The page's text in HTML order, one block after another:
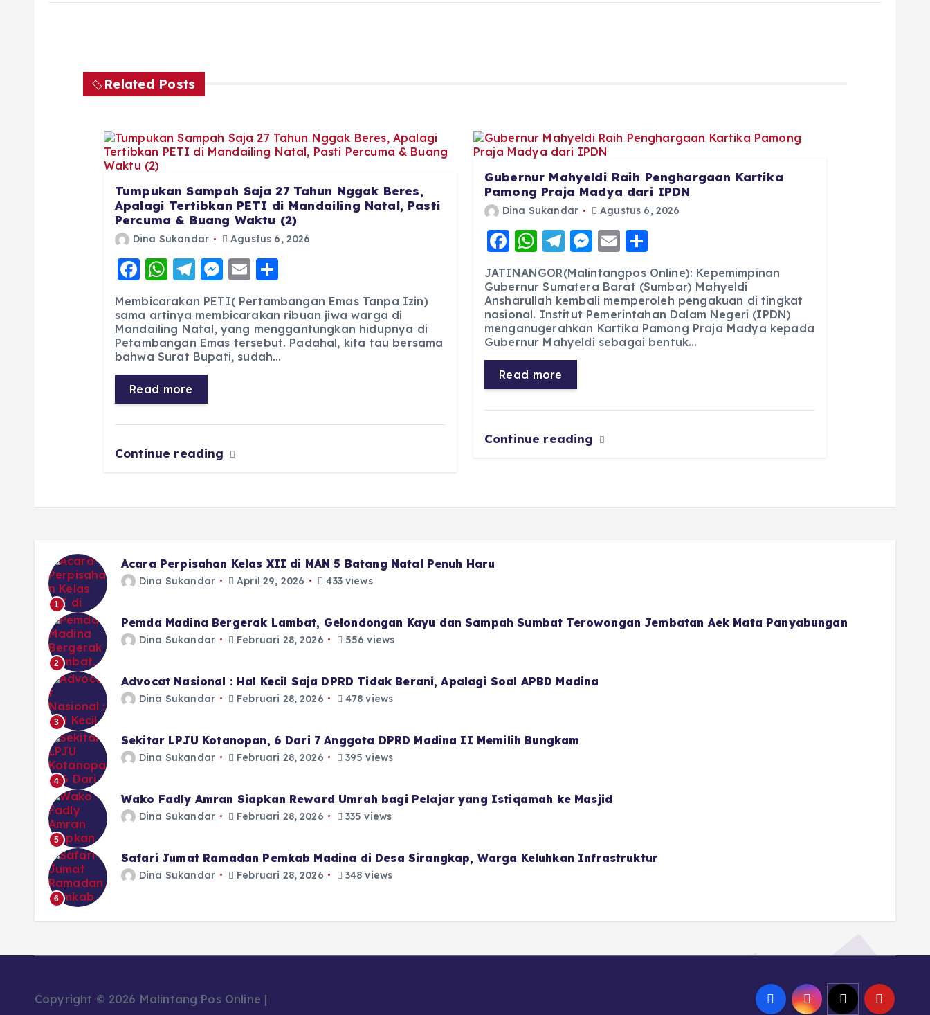
Related Posts
Tumpukan Sampah Saja 27 Tahun Nggak Beres,
Apalagi Tertibkan PETI di Mandailing Natal, Pasti
Percuma & Buang Waktu (2)
Dina Sukandar Agustus 6, 2026
F
a
c
e
b
o
o
k
W
h
a
ts
A
p
p
T
el
e
g
r
a
m
M
e
ss
e
n
E
m
ai
l
h
a
re
Membicarakan PETI( Pertambangan Emas Tanpa Izin)
sama artinya membicarakan ribuan jiwa warga di
Mandailing Natal, yang menggantungkan hidupnya di
Petambangan Emas tersebut. Padahal, kita tau bersama
bahwa Surat Bupati, sudah…
Read more
Continue reading
Gubernur Mahyeldi Raih Penghargaan Kartika
Pamong Praja Madya dari IPDN
Dina Sukandar Agustus 6, 2026
F
a
c
e
b
o
o
k
W
h
a
ts
A
p
p
T
el
e
g
r
a
M
e
ss
e
n
g
E
ai
l
h
a
re
JATINANGOR(Malintangpos Online): Kepemimpinan
Gubernur Sumatera Barat (Sumbar) Mahyeldi
Ansharullah kembali memperoleh pengakuan di tingkat
nasional. Institut Pemerintahan Dalam Negeri (IPDN)
menganugerahkan Kartika Pamong Praja Madya kepada
Gubernur Mahyeldi sebagai bentuk…
Read more
Continue reading
1
Acara Perpisahan Kelas XII di MAN 5 Batang Natal Penuh Haru
Dina Sukandar April 29, 2026 433 views
2
Pemda Madina Bergerak Lambat, Gelondongan Kayu dan Sampah Sumbat Terowongan Jembatan Aek Mata Panyabungan
Dina Sukandar Februari 28, 2026 556 views
3
Advocat Nasional : Hal Kecil Saja DPRD Tidak Berani, Apalagi Soal APBD Madina
Dina Sukandar Februari 28, 2026 478 views
4
Sekitar LPJU Kotanopan, 6 Dari 7 Anggota DPRD Madina II Memilih Bungkam
Dina Sukandar Februari 28, 2026 395 views
5
Wako Fadly Amran Siapkan Reward Umrah bagi Pelajar yang Istiqamah ke Masjid
Dina Sukandar Februari 28, 2026 335 views
6
Safari Jumat Ramadan Pemkab Madina di Desa Sirangkap, Warga Keluhkan Infrastruktur
Dina Sukandar Februari 28, 2026 348 views
Copyright © 2026 Malintang Pos Online |